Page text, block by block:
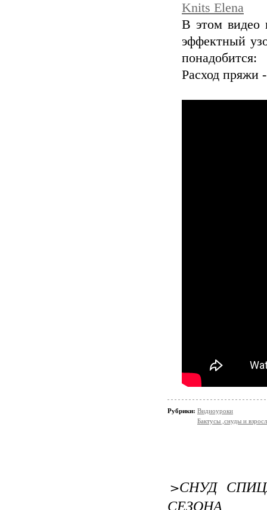
Knits Elena
В этом видео
эффектный
Расход
Рубрики: Видиоуроки
Бактусы ,снуды и
>СНУД
СЕЗОНА